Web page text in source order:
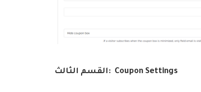
القسم الثالث: Coupon Settings